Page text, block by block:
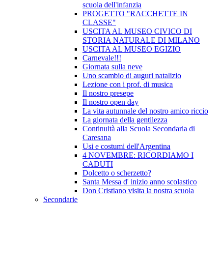
scuola dell'infanzia
PROGETTO "RACCHETTE IN
CLASSE"
USCITA AL MUSEO CIVICO DI
STORIA NATURALE DI MILANO
USCITA AL MUSEO EGIZIO
Carnevale!!!
Giornata sulla neve
Uno scambio di auguri natalizio
Lezione con i prof. di musica
Il nostro presepe
Il nostro open day
La vita autunnale del nostro amico riccio
La giornata della gentilezza
Continuità alla Scuola Secondaria di
Caresana
Usi e costumi dell'Argentina
4 NOVEMBRE: RICORDIAMO I
CADUTI
Dolcetto o scherzetto?
Santa Messa d' inizio anno scolastico
Don Cristiano visita la nostra scuola
Secondarie